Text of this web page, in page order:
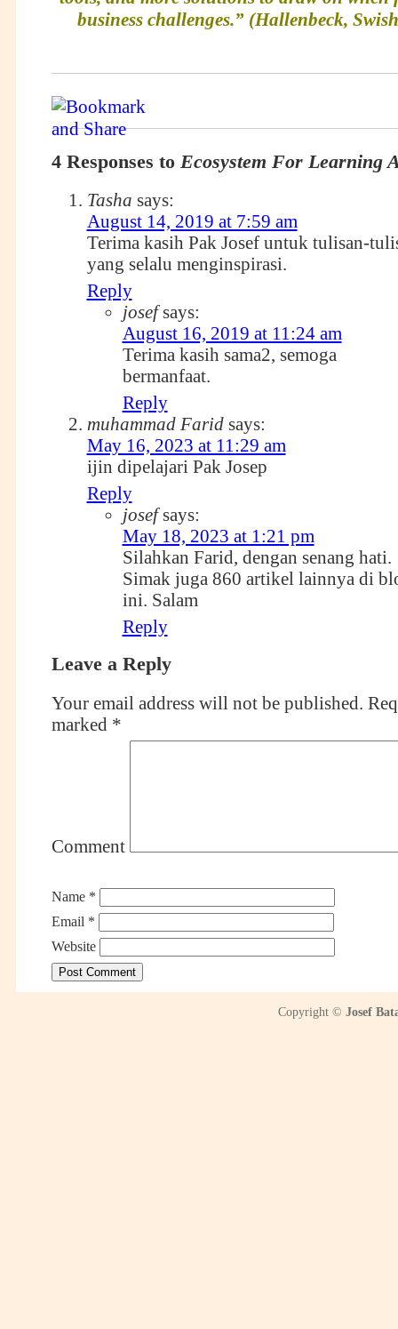
business challenges.” (Hallenbeck,
4 Responses to Ecosystem For Learning
Tasha says:
August 14, 2019 at 7:59 am
Terima kasih Pak Josef untuk tulisan-
yang selalu menginspirasi.
Reply
josef says:
August 16, 2019 at 11:24 am
Terima kasih sama2, semoga
bermanfaat.
Reply
muhammad Farid says:
May 16, 2023 at 11:29 am
ijin dipelajari Pak Josep
Reply
josef says:
May 18, 2023 at 1:21 pm
Silahkan Farid, dengan senang hati.
Simak juga 860 artikel lainnya di
ini. Salam
Reply
Leave a Reply
Your email address will not be published.
marked *
Comment
Name *
Email *
Website
Copyright © Josef